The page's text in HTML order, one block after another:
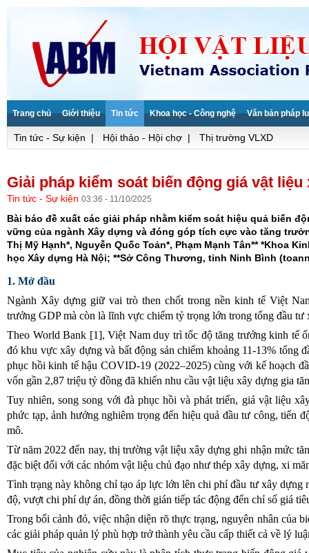
Trang chủ Giới thiệu Tin tức Khoa học - Công nghệ Văn bản pháp
Tin tức - Sự kiện | Hội thảo - Hội chợ | Thị trường VLXD
Giải pháp kiểm soát biến động giá vật liệu
Tin tức - Sự kiện 03:36 - 11/10/2025
Bài báo đề xuất các giải pháp nhằm kiểm soát hiệu quả biến
vững của ngành Xây dựng và đóng góp tích cực vào tăng
Thị Mỹ Hạnh*, Nguyễn Quốc Toản*, Phạm Mạnh Tân** *Khoa
học Xây dựng Hà Nội; **Sở Công Thương, tỉnh Ninh Bình
1. Mở đầu
Ngành Xây dựng giữ vai trò then chốt trong nền kinh tế Việt
trưởng GDP mà còn là lĩnh vực chiếm tỷ trọng lớn trong tổng đầu tư
Theo World Bank [1], Việt Nam duy trì tốc độ tăng trưởng kinh tế
đó khu vực xây dựng và bất động sản chiếm khoảng 11-13% tổng
phục hồi kinh tế hậu COVID-19 (2022–2025) cùng với kế hoạch
vốn gần 2,87 triệu tỷ đồng đã khiến nhu cầu vật liệu xây dựng gia
Tuy nhiên, song song với đà phục hồi và phát triển, giá vật liệu
phức tạp, ảnh hưởng nghiêm trọng đến hiệu quả đầu tư công, tiến
mô.
Từ năm 2022 đến nay, thị trường vật liệu xây dựng ghi nhận mức
đặc biệt đối với các nhóm vật liệu chủ đạo như thép xây dựng, xi
Tình trạng này không chỉ tạo áp lực lớn lên chi phí đầu tư xây dựng
độ, vượt chi phí dự án, đồng thời gián tiếp tác động đến chỉ số giá
Trong bối cảnh đó, việc nhận diện rõ thực trạng, nguyên nhân của
các giải pháp quản lý phù hợp trở thành yêu cầu cấp thiết cả về lý